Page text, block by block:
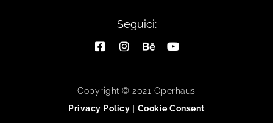
Seguici:
Copyright © 2021 Operhaus
Privacy Policy
Cookie Consent